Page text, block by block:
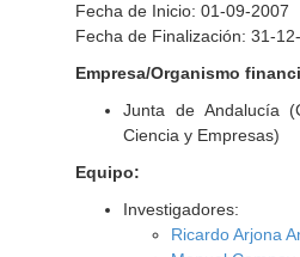
Fecha de Inicio: 01-09-2007
Fecha de Finalización: 31-
Empresa/Organismo
Junta de Andalucía
Ciencia y Empresas)
Equipo:
Investigadores:
Ricardo Arjona